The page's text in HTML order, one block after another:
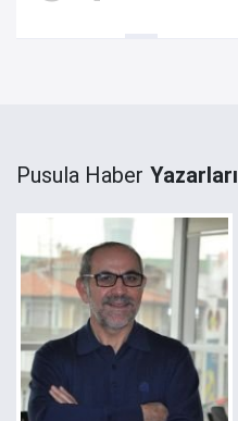
Pusula Haber Yazarları